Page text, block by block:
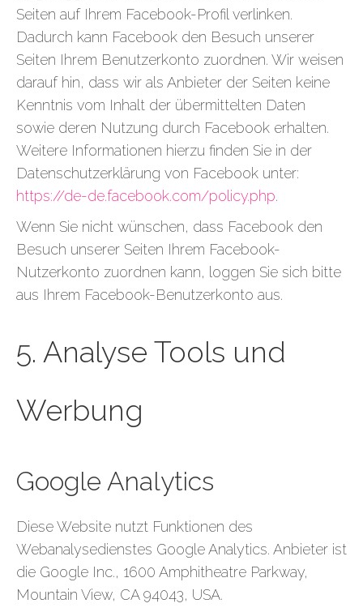
Seiten auf Ihrem Facebook-Profil verlinken.
Dadurch kann Facebook den Besuch unserer
Seiten Ihrem Benutzerkonto zuordnen. Wir weisen
darauf hin, dass wir als Anbieter der Seiten keine
Kenntnis vom Inhalt der übermittelten Daten
sowie deren Nutzung durch Facebook erhalten.
Weitere Informationen hierzu finden Sie in der
Datenschutzerklärung von Facebook unter:
https://de-de.facebook.com/policy.php.
Wenn Sie nicht wünschen, dass Facebook den
Besuch unserer Seiten Ihrem Facebook-
Nutzerkonto zuordnen kann, loggen Sie sich bitte
aus Ihrem Facebook-Benutzerkonto aus.
5. Analyse Tools und
Werbung
Google Analytics
Diese Website nutzt Funktionen des
Webanalysedienstes Google Analytics. Anbieter ist
die Google Inc., 1600 Amphitheatre Parkway,
Mountain View, CA 94043, USA.